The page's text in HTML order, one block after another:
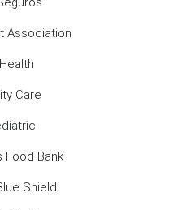
Association
Care
Food Bank
Shield